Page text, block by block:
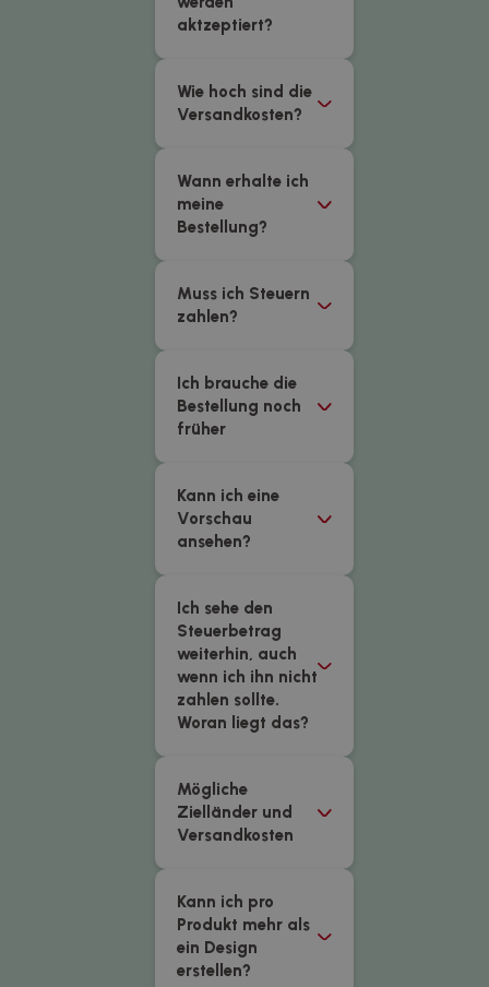
aktzeptiert?
Wie hoch sind die
Versandkosten?
Wann erhalte ich
meine
Bestellung?
Muss ich Steuern
zahlen?
Ich brauche die
Bestellung noch
früher
Kann ich eine
Vorschau
ansehen?
Ich sehe den
Steuerbetrag
weiterhin, auch
wenn ich ihn nicht
zahlen sollte.
Woran liegt das?
Mögliche
Zielländer und
Versandkosten
Kann ich pro
Produkt mehr als
ein Design
erstellen?